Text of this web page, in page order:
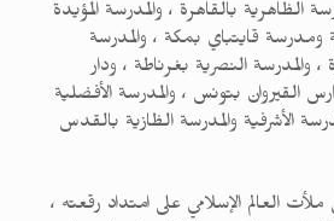
الظاهرية بالقاهرة ، والمدرسة المؤيدة
ومدرسة قايتباي بمكة ، والمدرسة
، والمدرسة النصرية بغرناطة ، ودار
القيروان بتونس ، والمدرسة الأفضلية
الأشرفية والمدرسة الظازية بالقدس
العالم الإسلامي على امتداد رقعته ،